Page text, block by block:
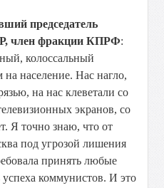
председатель
член фракции КПРФ:
колоссальный
население. Нас нагло,
на нас клеветали со
экранов, со
Я точно знаю, что от
под угрозой лишения
принять любые
коммунистов. И это